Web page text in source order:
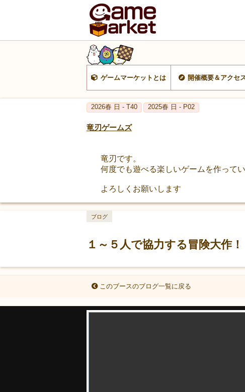
ゲームマーケットとは 開催概要＆アクセ
2026春 日 - T40 2025春 日 - P02
竜刃ゲームズ
竜刃です。
何度でも遊べる楽しいゲームを作ってい
よろしくお願いします
１～５人で協力する冒険大作
ブログ
このブースのブログ一覧に戻る